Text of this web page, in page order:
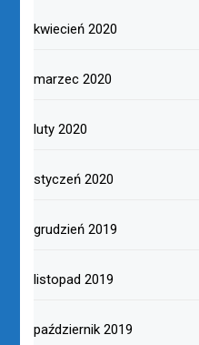
kwiecień 2020
marzec 2020
luty 2020
styczeń 2020
grudzień 2019
listopad 2019
październik 2019